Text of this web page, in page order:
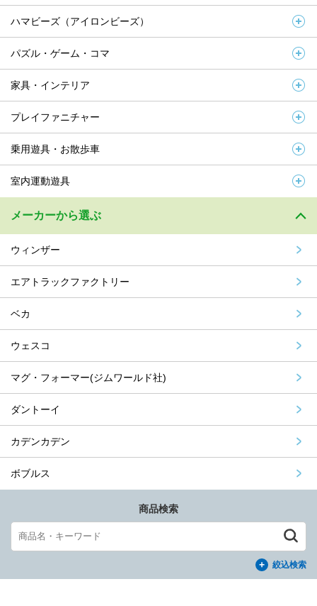
ハマビーズ（アイロンビーズ）
パズル・ゲーム・コマ
家具・インテリア
プレイファニチャー
乗用遊具・お散歩車
室内運動遊具
メーカーから選ぶ
ウィンザー
エアトラックファクトリー
ベカ
ウェスコ
マグ・フォーマー(ジムワールド社)
ダントーイ
カデンカデン
ボブルス
商品検索
絞込検索